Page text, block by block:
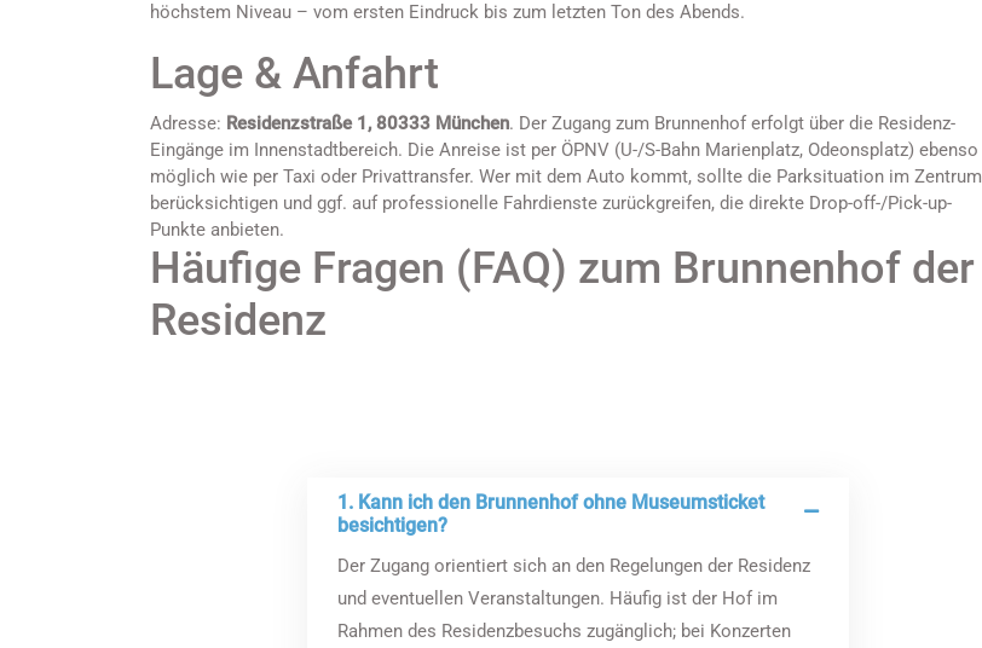
höchstem Niveau – vom ersten Eindruck bis zum letzten Ton des Abends.
Lage & Anfahrt
Adresse: Residenzstraße 1, 80333 München. Der Zugang zum Brunnenhof erfolgt über die Residenz-
Eingänge im Innenstadtbereich. Die Anreise ist per ÖPNV (U-/S-Bahn Marienplatz, Odeonsplatz) ebenso
möglich wie per Taxi oder Privattransfer. Wer mit dem Auto kommt, sollte die Parksituation im Zentrum
berücksichtigen und ggf. auf professionelle Fahrdienste zurückgreifen, die direkte Drop-off-/Pick-up-
Punkte anbieten.
Häufige Fragen (FAQ) zum Brunnenhof der
Residenz
1. Kann ich den Brunnenhof ohne Museumsticket
besichtigen?
Der Zugang orientiert sich an den Regelungen der Residenz
und eventuellen Veranstaltungen. Häufig ist der Hof im
Rahmen des Residenzbesuchs zugänglich; bei Konzerten